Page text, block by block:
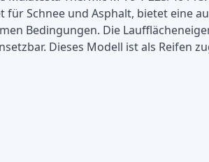
Schnee und Asphalt, bietet eine
Bedingungen. Die
Dieses Modell ist als Reifen